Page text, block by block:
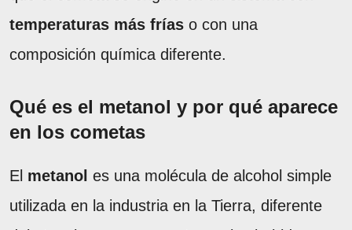
temperaturas más frías o con una
composición química diferente.
Qué es el metanol y por qué aparece
en los cometas
El metanol es una molécula de alcohol simple
utilizada en la industria en la Tierra, diferente